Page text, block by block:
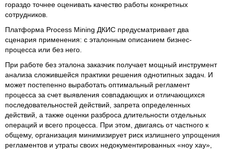
гораздо точнее оценивать качество работы конкретных
сотрудников.
Платформа Process Mining ДКИС предусматривает два
сценария применения: с эталонным описанием бизнес-
процесса или без него.
При работе без эталона заказчик получает мощный инструмент
анализа сложившейся практики решения однотипных задач. И
может постепенно выработать оптимальный регламент
процесса за счет выявления совпадающих и отличающихся
последовательностей действий, запрета определенных
действий, а также оценки разброса длительности отдельных
операций и всего процесса. При этом, двигаясь от частного к
общему, организация минимизирует риск излишнего упрощения
регламентов и утраты своих недокументированных «ноу хау»,